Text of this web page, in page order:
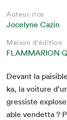
Auteur·rice
Jocelyne Cazin
Maison d'édition
FLAMMARION
Devant la
ka, la voiture
gres­siste
able vendet­ta ?